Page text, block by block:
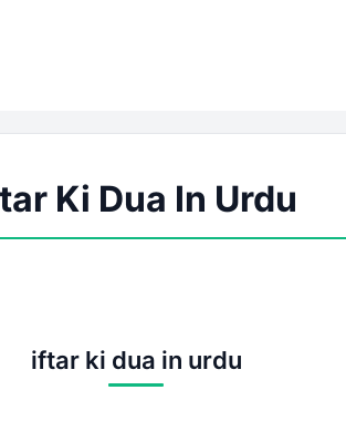
Ki Dua In Urdu
iftar ki dua in urdu